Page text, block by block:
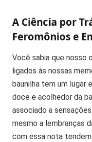
A Ciência por
Feromônios e
Você sabia que nosso
ligados às nossas
baunilha tem um lugar
doce e acolhedor da
associado a
mesmo a lembranças
com essa nota